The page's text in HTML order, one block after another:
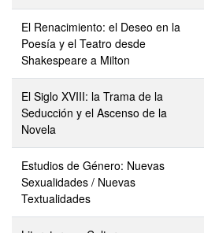
El Renacimiento: el Deseo en la
Poesía y el Teatro desde
Shakespeare a Milton
El Siglo XVIII: la Trama de la
Seducción y el Ascenso de la
Novela
Estudios de Género: Nuevas
Sexualidades / Nuevas
Textualidades